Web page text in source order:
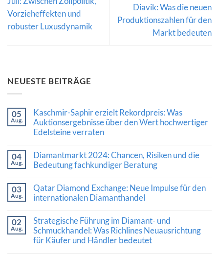
Vorzieheffekten und
robuster Luxusdynamik
Diavik: Was die neuen
Produktionszahlen für den
Markt bedeuten
NEUESTE BEITRÄGE
05
Aug.
Kaschmir-Saphir erzielt Rekordpreis: Was
Auktionsergebnisse über den Wert hochwertiger
Edelsteine verraten
zu
Kaschmir-
Saphir
Rekordpreis:
Was
Auktionsergebnisse
Wert
hochwertiger
Edelsteine
verraten
04
Aug.
Diamantmarkt 2024: Chancen, Risiken und die
Bedeutung fachkundiger Beratung
zu
Diamantmarkt
2024:
Risiken
und
die
Bedeutung
fachkundiger
03
Aug.
Qatar Diamond Exchange: Neue Impulse für den
internationalen Diamanthandel
zu
Qatar
Diamond
Exchange:
02
Aug.
Strategische Führung im Diamant- und
Schmuckhandel: Was Richlines Neuausrichtung
für Käufer und Händler bedeutet